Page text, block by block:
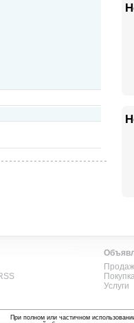
Услуги
При полном или частичном